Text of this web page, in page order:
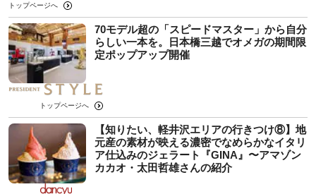
トップページへ
70モデル超の「スピードマスター」から自分
らしい一本を。日本橋三越でオメガの期間限
定ポップアップ開催
トップページへ
【知りたい、軽井沢エリアの行きつけ⑧】地
元産の素材が映える濃密でなめらかなイタリ
ア仕込みのジェラート『GINA』〜アマゾン
カカオ・太田哲雄さんの紹介